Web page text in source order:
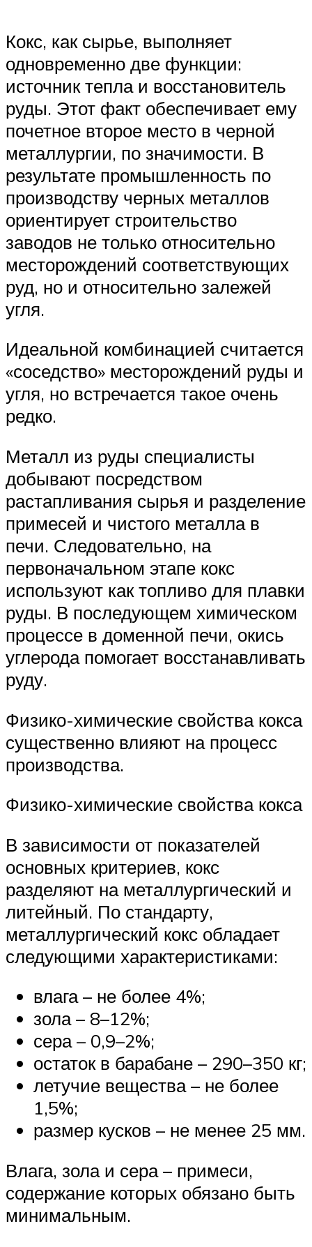
Кокс, как сырье, выполняет
одновременно две функции:
источник тепла и восстановитель
руды. Этот факт обеспечивает ему
почетное второе место в черной
металлургии, по значимости. В
результате промышленность по
производству черных металлов
ориентирует строительство
заводов не только относительно
месторождений соответствующих
руд, но и относительно залежей
угля.
Идеальной комбинацией считается
«соседство» месторождений руды и
угля, но встречается такое очень
редко.
Металл из руды специалисты
добывают посредством
растапливания сырья и разделение
примесей и чистого металла в
печи. Следовательно, на
первоначальном этапе кокс
используют как топливо для плавки
руды. В последующем химическом
процессе в доменной печи, окись
углерода помогает восстанавливать
руду.
Физико-химические свойства кокса
существенно влияют на процесс
производства.
Физико-химические свойства кокса
В зависимости от показателей
основных критериев, кокс
разделяют на металлургический и
литейный. По стандарту,
металлургический кокс обладает
следующими характеристиками:
влага – не более 4%;
зола – 8–12%;
сера – 0,9–2%;
остаток в барабане – 290–350 кг;
летучие вещества – не более
1,5%;
размер кусков – не менее 25 мм.
Влага, зола и сера – примеси,
содержание которых обязано быть
минимальным.